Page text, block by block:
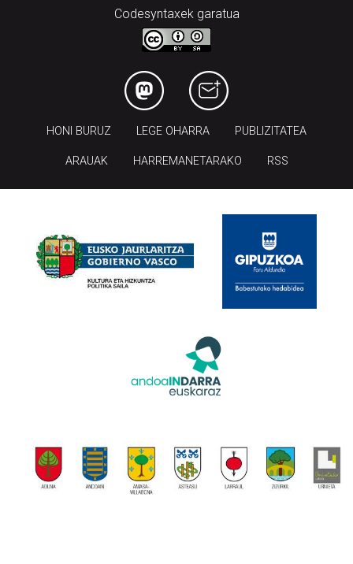
Codesyntaxek garatua
HONI BURUZ LEGE OHARRA PUBLIZITATEA
ARAUAK HARREMANETARAKO RSS